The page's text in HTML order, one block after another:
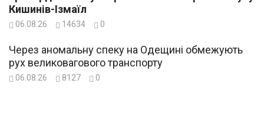
Кишинів-Ізмаїл
06.08.26 14634 0
Через аномальну спеку на Одещині обмежують
рух великовагового транспорту
06.08.26 8127 0